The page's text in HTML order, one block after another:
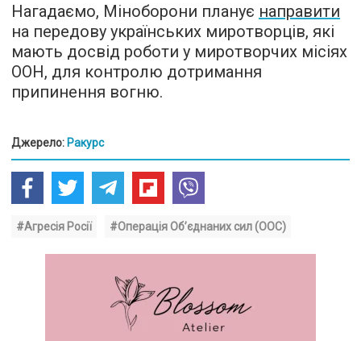
Нагадаємо, Міноборони планує направити
на передову українських миротворців, які
мають досвід роботи у миротворчих місіях
ООН, для контролю дотримання
припинення вогню.
Джерело: Ракурс
#Агресія Росії #Операція Об’єднаних сил (ООС)